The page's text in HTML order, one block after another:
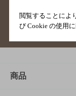
サイトマップ
商品
閲覧することによ
び Cookie の使用